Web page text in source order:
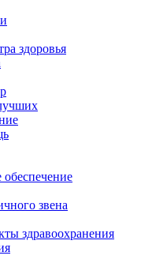
здоровья
обеспечение
звена
здравоохранения